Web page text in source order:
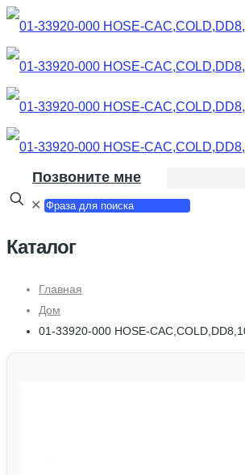
Позвоните мне
✕
Каталог
Главная
Дом
01-33920-000 HOSE-